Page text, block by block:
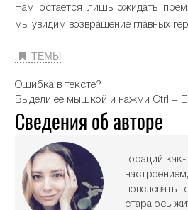
Нам остается лишь ожидать
мы увидим возвращение главных
ТЕМЫ
Ошибка в тексте?
Выдели ее мышкой и нажми Ctrl +
Сведения об авторе
Гораций
повелевать
стараюсь